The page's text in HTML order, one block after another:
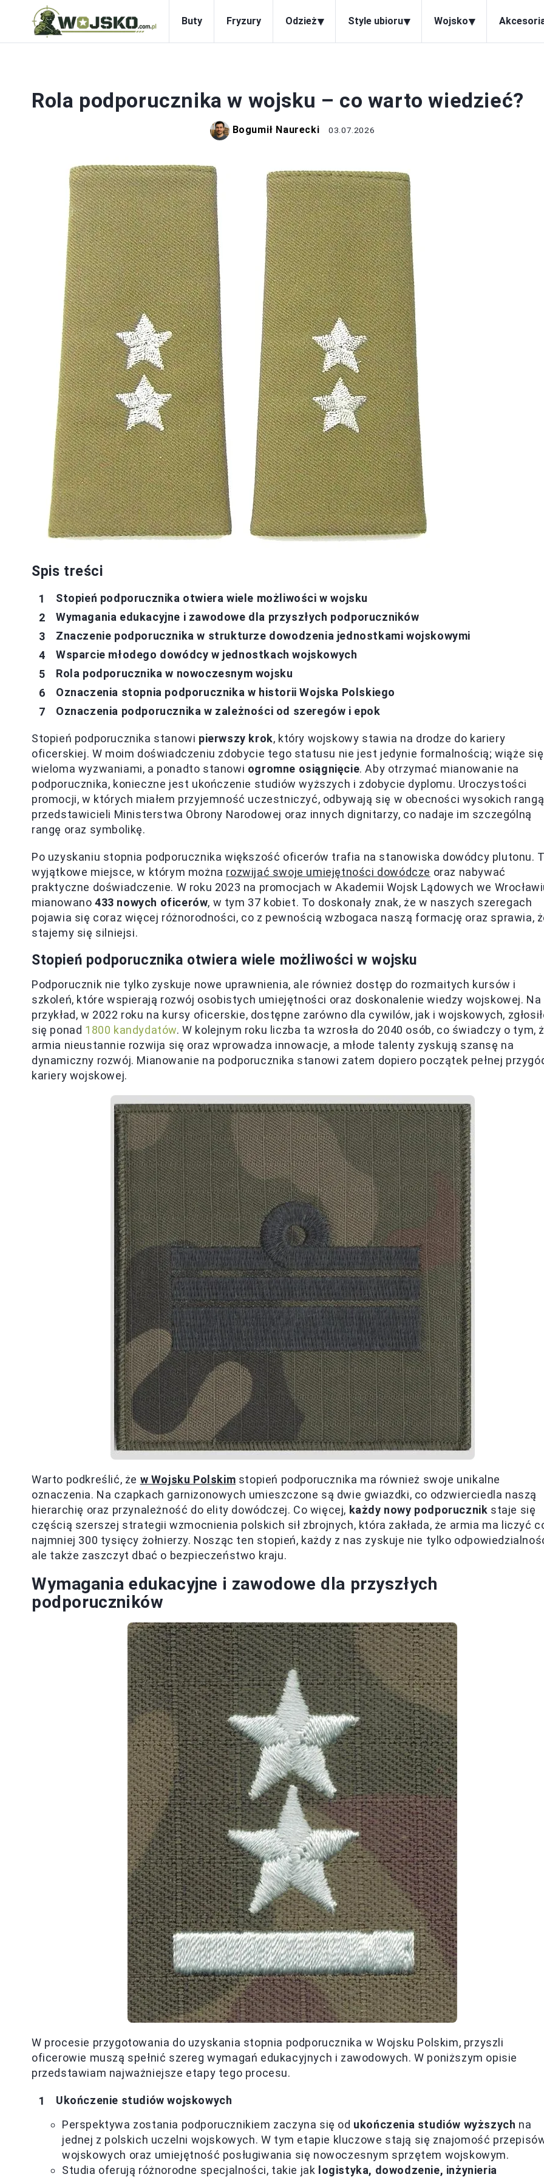
Buty Fryzury Odzież▾ Style ubioru▾ Wojsko▾
Rola podporucznika w wojsku – co warto wiedzieć?
Bogumił Naurecki 03.07.2026
Spis treści
Stopień podporucznika otwiera wiele możliwości w wojsku
Wymagania edukacyjne i zawodowe dla przyszłych podporuczników
Znaczenie podporucznika w strukturze dowodzenia jednostkami wojskowymi
Wsparcie młodego dowódcy w jednostkach wojskowych
Rola podporucznika w nowoczesnym wojsku
Oznaczenia stopnia podporucznika w historii Wojska Polskiego
Oznaczenia podporucznika w zależności od szeregów i epok
Stopień podporucznika stanowi pierwszy krok, który wojskowy stawia na drodze do kariery
oficerskiej. W moim doświadczeniu zdobycie tego statusu nie jest jedynie formalnością; wiąże
wieloma wyzwaniami, a ponadto stanowi ogromne osiągnięcie. Aby otrzymać mianowanie na
podporucznika, konieczne jest ukończenie studiów wyższych i zdobycie dyplomu. Uroczystości
promocji, w których miałem przyjemność uczestniczyć, odbywają się w obecności wysokich rangą
przedstawicieli Ministerstwa Obrony Narodowej oraz innych dignitarzy, co nadaje im szczególną
rangę oraz symbolikę.
Po uzyskaniu stopnia podporucznika większość oficerów trafia na stanowiska dowódcy plutonu.
wyjątkowe miejsce, w którym można rozwijać swoje umiejętności dowódcze oraz nabywać
praktyczne doświadczenie. W roku 2023 na promocjach w Akademii Wojsk Lądowych we
mianowano 433 nowych oficerów, w tym 37 kobiet. To doskonały znak, że w naszych szeregach
pojawia się coraz więcej różnorodności, co z pewnością wzbogaca naszą formację oraz sprawia,
stajemy się silniejsi.
Stopień podporucznika otwiera wiele możliwości w wojsku
Podporucznik nie tylko zyskuje nowe uprawnienia, ale również dostęp do rozmaitych kursów i
szkoleń, które wspierają rozwój osobistych umiejętności oraz doskonalenie wiedzy wojskowej. Na
przykład, w 2022 roku na kursy oficerskie, dostępne zarówno dla cywilów, jak i wojskowych,
się ponad 1800 kandydatów. W kolejnym roku liczba ta wzrosła do 2040 osób, co świadczy o tym,
armia nieustannie rozwija się oraz wprowadza innowacje, a młode talenty zyskują szansę na
dynamiczny rozwój. Mianowanie na podporucznika stanowi zatem dopiero początek pełnej
kariery wojskowej.
Warto podkreślić, że w Wojsku Polskim stopień podporucznika ma również swoje unikalne
oznaczenia. Na czapkach garnizonowych umieszczone są dwie gwiazdki, co odzwierciedla naszą
hierarchię oraz przynależność do elity dowódczej. Co więcej, każdy nowy podporucznik staje się
częścią szerszej strategii wzmocnienia polskich sił zbrojnych, która zakłada, że armia ma liczyć
najmniej 300 tysięcy żołnierzy. Nosząc ten stopień, każdy z nas zyskuje nie tylko
ale także zaszczyt dbać o bezpieczeństwo kraju.
Wymagania edukacyjne i zawodowe dla przyszłych
podporuczników
W procesie przygotowania do uzyskania stopnia podporucznika w Wojsku Polskim, przyszli
oficerowie muszą spełnić szereg wymagań edukacyjnych i zawodowych. W poniższym opisie
przedstawiam najważniejsze etapy tego procesu.
Ukończenie studiów wojskowych
Perspektywa zostania podporucznikiem zaczyna się od ukończenia studiów wyższych na
jednej z polskich uczelni wojskowych. W tym etapie kluczowe stają się znajomość
wojskowych oraz umiejętność posługiwania się nowoczesnym sprzętem wojskowym.
Studia oferują różnorodne specjalności, takie jak logistyka, dowodzenie, inżynieria